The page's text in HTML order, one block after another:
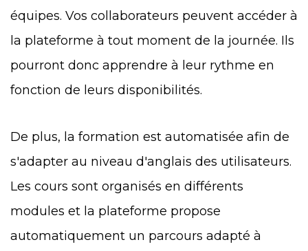
équipes. Vos collaborateurs peuvent accéder à
la plateforme à tout moment de la journée. Ils
pourront donc apprendre à leur rythme en
fonction de leurs disponibilités.
De plus, la formation est automatisée afin de
s'adapter au niveau d'anglais des utilisateurs.
Les cours sont organisés en différents
modules et la plateforme propose
automatiquement un parcours adapté à